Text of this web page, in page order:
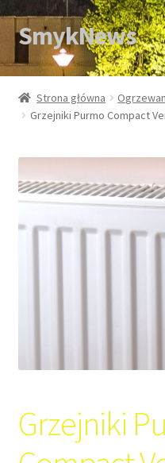
Przejdź
do
nawigacji
Przejdź
do
treści
SmykNews
Strona główna
Strona główna
Grzejniki Purmo Compact
Grzejniki